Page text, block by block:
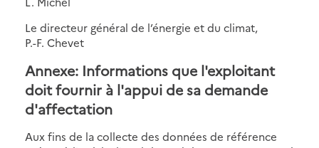
Le directeur général de l’énergie et du climat,
P.-F. Chevet
Annexe: Informations que l'exploitant
doit fournir à l'appui de sa demande
d'affectation
Aux fins de la collecte des données de référence